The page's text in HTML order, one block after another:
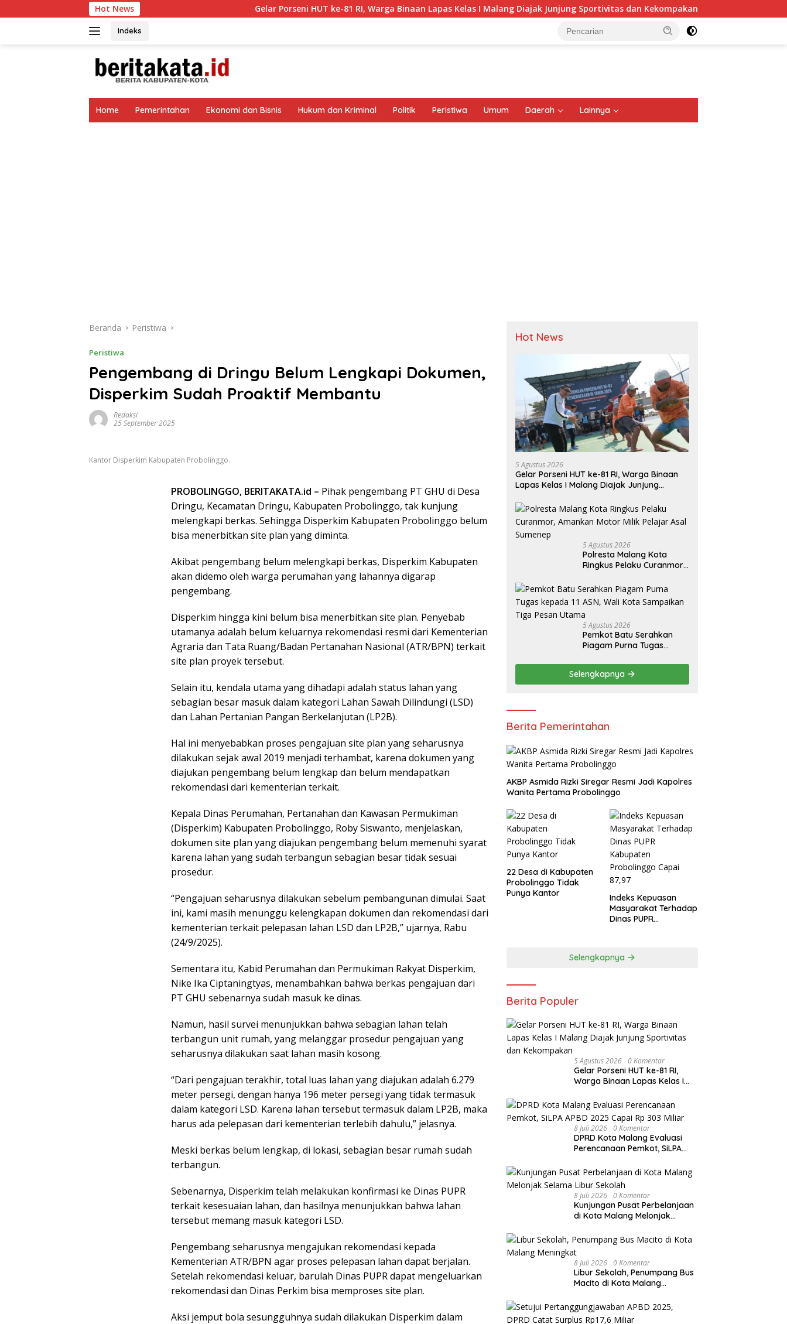
ke
Hot News Gelar Porseni HUT ke-81 RI, Warga Binaan Lapas Kelas I Malang Diajak Junjung Sportivitas dan Kekompakan Polresta Malang Kota
Indeks
Home Pemerintahan Ekonomi dan Bisnis Hukum dan Kriminal Politik Peristiwa Umum Daerah Lainnya
Beranda Peristiwa
Peristiwa
Pengembang di Dringu Belum Lengkapi Dokumen,
Disperkim Sudah Proaktif Membantu
Redaksi
25 September 2025
Kantor Disperkim Kabupaten Probolinggo.
PROBOLINGGO, BERITAKATA.id – Pihak pengembang PT GHU di Desa
Dringu, Kecamatan Dringu, Kabupaten Probolinggo, tak kunjung
melengkapi berkas. Sehingga Disperkim Kabupaten Probolinggo belum
bisa menerbitkan site plan yang diminta.
Akibat pengembang belum melengkapi berkas, Disperkim Kabupaten
akan didemo oleh warga perumahan yang lahannya digarap
pengembang.
Disperkim hingga kini belum bisa menerbitkan site plan. Penyebab
utamanya adalah belum keluarnya rekomendasi resmi dari Kementerian
Agraria dan Tata Ruang/Badan Pertanahan Nasional (ATR/BPN) terkait
site plan proyek tersebut.
Selain itu, kendala utama yang dihadapi adalah status lahan yang
sebagian besar masuk dalam kategori Lahan Sawah Dilindungi (LSD)
dan Lahan Pertanian Pangan Berkelanjutan (LP2B).
Hal ini menyebabkan proses pengajuan site plan yang seharusnya
dilakukan sejak awal 2019 menjadi terhambat, karena dokumen yang
diajukan pengembang belum lengkap dan belum mendapatkan
rekomendasi dari kementerian terkait.
Kepala Dinas Perumahan, Pertanahan dan Kawasan Permukiman
(Disperkim) Kabupaten Probolinggo, Roby Siswanto, menjelaskan,
dokumen site plan yang diajukan pengembang belum memenuhi syarat
karena lahan yang sudah terbangun sebagian besar tidak sesuai
prosedur.
“Pengajuan seharusnya dilakukan sebelum pembangunan dimulai. Saat
ini, kami masih menunggu kelengkapan dokumen dan rekomendasi dari
kementerian terkait pelepasan lahan LSD dan LP2B,” ujarnya, Rabu
(24/9/2025).
Sementara itu, Kabid Perumahan dan Permukiman Rakyat Disperkim,
Nike Ika Ciptaningtyas, menambahkan bahwa berkas pengajuan dari
PT GHU sebenarnya sudah masuk ke dinas.
Namun, hasil survei menunjukkan bahwa sebagian lahan telah
terbangun unit rumah, yang melanggar prosedur pengajuan yang
seharusnya dilakukan saat lahan masih kosong.
“Dari pengajuan terakhir, total luas lahan yang diajukan adalah 6.279
meter persegi, dengan hanya 196 meter persegi yang tidak termasuk
dalam kategori LSD. Karena lahan tersebut termasuk dalam LP2B, maka
harus ada pelepasan dari kementerian terlebih dahulu,” jelasnya.
Meski berkas belum lengkap, di lokasi, sebagian besar rumah sudah
terbangun.
Sebenarnya, Disperkim telah melakukan konfirmasi ke Dinas PUPR
terkait kesesuaian lahan, dan hasilnya menunjukkan bahwa lahan
tersebut memang masuk kategori LSD.
Pengembang seharusnya mengajukan rekomendasi kepada
Kementerian ATR/BPN agar proses pelepasan lahan dapat berjalan.
Setelah rekomendasi keluar, barulah Dinas PUPR dapat mengeluarkan
rekomendasi dan Dinas Perkim bisa memproses site plan.
Aksi jemput bola sesungguhnya sudah dilakukan Disperkim dalam
Hot News
5 Agustus 2026
Gelar Porseni HUT ke-81 RI, Warga Binaan
Lapas Kelas I Malang Diajak Junjung
5 Agustus 2026
Polresta Malang Kota
Ringkus Pelaku Curanmor,
Pelajar Asal Sumenep
5 Agustus 2026
Pemkot Batu Serahkan
Piagam Purna Tugas
Sampaikan Tiga Pesan
Utama
Selengkapnya
Berita Pemerintahan
AKBP Asmida Rizki Siregar Resmi Jadi Kapolres
Wanita Pertama Probolinggo
22 Desa di Kabupaten
Probolinggo Tidak
Punya Kantor
Indeks Kepuasan
Masyarakat Terhadap
Dinas PUPR
Selengkapnya
Berita Populer
5 Agustus 2026 0 Komentar
Gelar Porseni HUT ke-81 RI,
Warga Binaan Lapas Kelas I
Sportivitas dan Kekompakan
8 Juli 2026 0 Komentar
DPRD Kota Malang Evaluasi
Perencanaan Pemkot, SiLPA
8 Juli 2026 0 Komentar
Kunjungan Pusat Perbelanjaan
di Kota Malang Melonjak
8 Juli 2026 0 Komentar
Libur Sekolah, Penumpang Bus
Macito di Kota Malang